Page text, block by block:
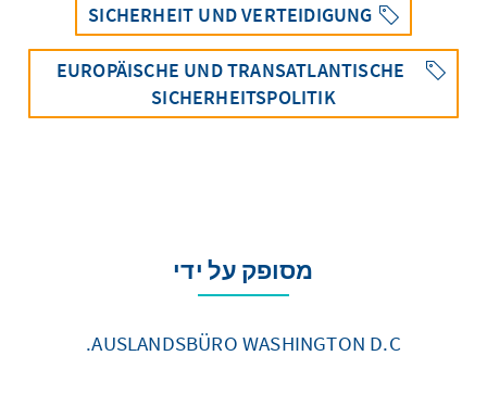
SICHERHEIT UND VERTEIDIGUNG
EUROPÄISCHE UND TRANSATLANTISCHE
SICHERHEITSPOLITIK
מסופק על ידי
AUSLANDSBÜRO WASHINGTON D.C.